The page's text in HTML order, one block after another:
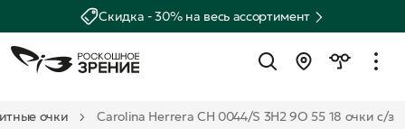
Скидка - 30% на весь ассортимент
очки Carolina Herrera CH 0044/S 3H2 9O 55 18 очки с/з